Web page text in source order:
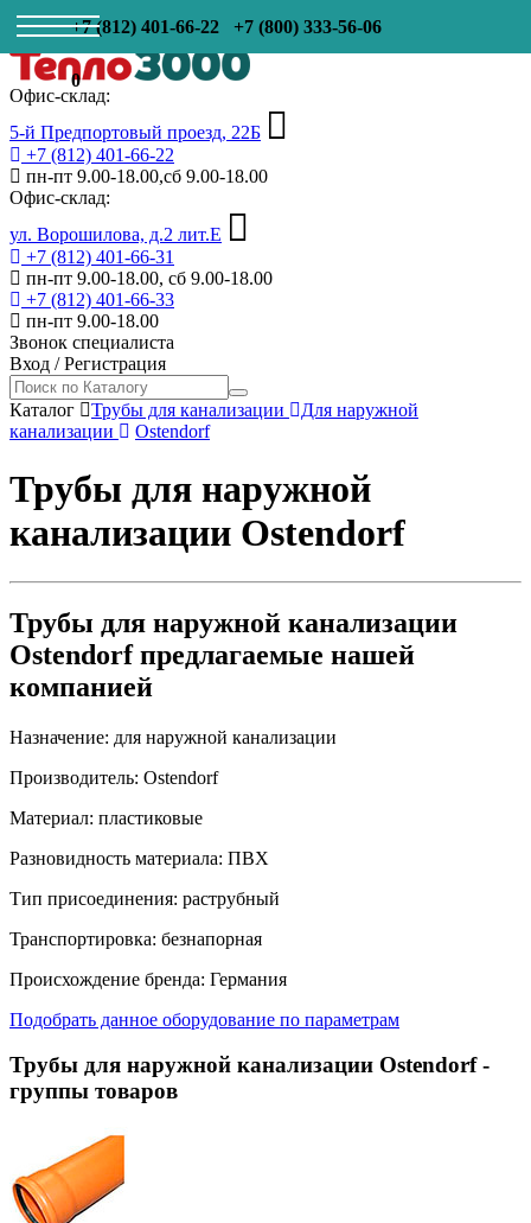
+7 (812) 401-66-22 +7 (800) 333-56-06
0
Офис-склад:
5-й Предпортовый проезд, 22Б
+7 (812) 401-66-22
пн-пт 9.00-18.00,сб 9.00-18.00
Офис-склад:
ул. Ворошилова, д.2 лит.Е
+7 (812) 401-66-31
пн-пт 9.00-18.00, сб 9.00-18.00
+7 (812) 401-66-33
пн-пт 9.00-18.00
Звонок специалиста
Вход /Регистрация
Каталог Трубы для канализации
Для наружной
канализации
Ostendorf
Трубы для наружной
канализации Ostendorf
Трубы для наружной канализации
Ostendorf предлагаемые нашей
компанией
Назначение: для наружной канализации
Производитель: Ostendorf
Материал: пластиковые
Разновидность материала: ПВХ
Тип присоединения: раструбный
Транспортировка: безнапорная
Происхождение бренда: Германия
Подобрать данное оборудование по параметрам
Трубы для наружной канализации Ostendorf-
группы товаров